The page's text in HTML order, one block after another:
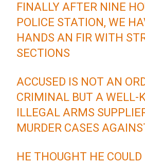
FINALLY AFTER NINE
POLICE STATION, WE
HANDS AN FIR WITH
SECTIONS
ACCUSED IS NOT AN
CRIMINAL BUT A WELL-
ILLEGAL ARMS
MURDER CASES
HE THOUGHT HE